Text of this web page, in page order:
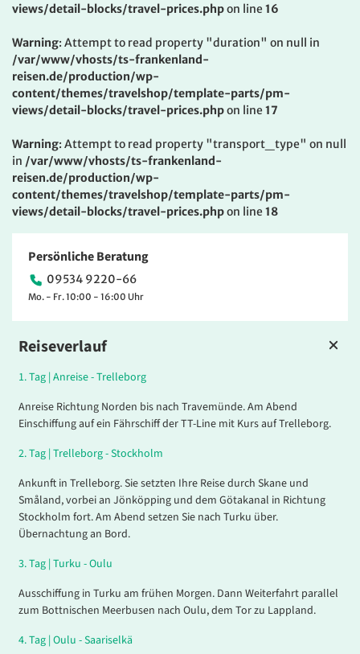
Reiseverlauf
1.Tag | Anreise - Trelleborg
Anreise Richtung Norden bis nach Travemünde. Am Abend
Einschiffung auf ein Fährschiff der TT-Line mit Kurs auf Trelleborg.
2.Tag | Trelleborg - Stockholm
Ankunft in Trelleborg. Sie setzten Ihre Reise durch Skane und
Småland, vorbei an Jönköpping und dem Götakanal in Richtung
Stockholm fort. Am Abend setzen Sie nach Turku über.
Übernachtung an Bord.
3.Tag | Turku - Oulu
Ausschiffung in Turku am frühen Morgen. Dann Weiterfahrt parallel
zum Bottnischen Meerbusen nach Oulu, dem Tor zu Lappland.
4.Tag | Oulu - Saariselkä
views/detail-blocks/travel-prices.phpon line 16
Warning: Attempt to read property "duration" on null in
/var/www/vhosts/ts-frankenland-
reisen.de/production/wp-
content/themes/travelshop/template-parts/pm-
views/detail-blocks/travel-prices.phpon line 17
Warning: Attempt to read property "transport_type" on null
in /var/www/vhosts/ts-frankenland-
reisen.de/production/wp-
content/themes/travelshop/template-parts/pm-
views/detail-blocks/travel-prices.phpon line 18
Persönliche Beratung
09534 9220-66
Mo. - Fr. 10:00 - 16:00 Uhr